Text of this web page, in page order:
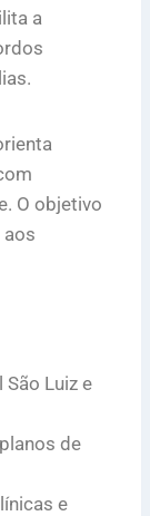
a
O objetivo
aos
Luiz e
de
e